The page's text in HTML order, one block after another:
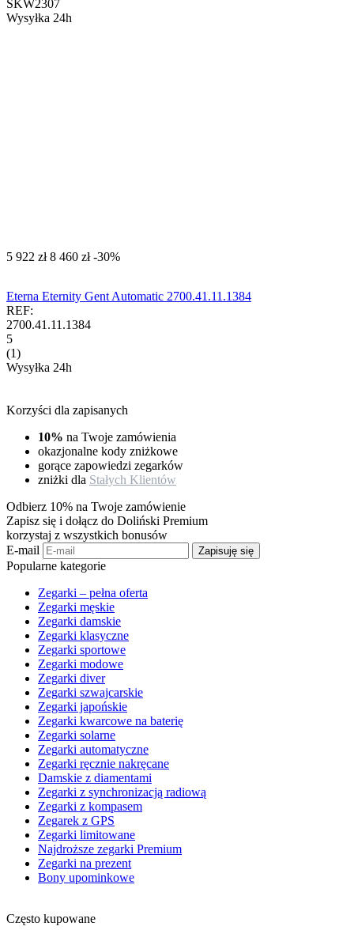
SKW2307
Wysyłka 24h
‍5 922‍ zł ‍8 460‍ zł -30%
Eterna Eternity Gent Automatic 2700.41.11.1384
REF:
2700.41.11.1384
5
(1)
Wysyłka 24h
Korzyści dla zapisanych
10% na Twoje zamówienia
okazjonalne kody zniżkowe
gorące zapowiedzi zegarków
zniżki dla Stałych Klientów
Odbierz 10% na Twoje zamówienie
Zapisz się i dołącz do Doliński Premium
korzystaj z wszystkich bonusów
E-mail
Zapisuję się
Popularne kategorie
Zegarki – pełna oferta
Zegarki męskie
Zegarki damskie
Zegarki klasyczne
Zegarki sportowe
Zegarki modowe
Zegarki diver
Zegarki szwajcarskie
Zegarki japońskie
Zegarki kwarcowe na baterię
Zegarki solarne
Zegarki automatyczne
Zegarki ręcznie nakręcane
Damskie z diamentami
Zegarki z synchronizacją radiową
Zegarki z kompasem
Zegarek z GPS
Zegarki limitowane
Najdroższe zegarki Premium
Zegarki na prezent
Bony upominkowe
Często kupowane